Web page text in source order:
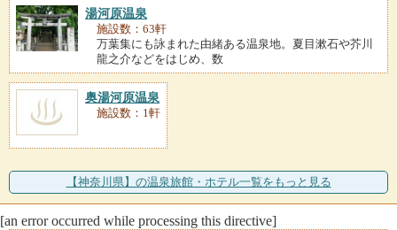
湯河原温泉
施設数：63軒
万葉集にも詠まれた由緒ある温泉地。夏目漱石や芥川
龍之介などをはじめ、数
奥湯河原温泉
施設数：1軒
【神奈川県】の温泉旅館・ホテル一覧をもっと見る
[an error occurred while processing this directive]